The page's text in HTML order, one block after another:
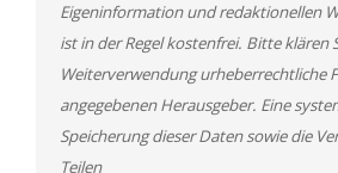
Eigeninformation und redaktionellen
ist in der Regel kostenfrei. Bitte klären
Weiterverwendung urheberrechtliche
angegebenen Herausgeber. Eine
Speicherung dieser Daten sowie die
Teilen